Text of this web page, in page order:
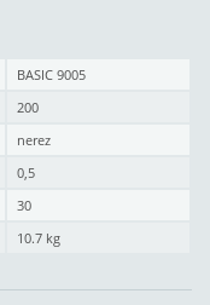
BASIC 9005
200
nerez
0,5
30
10.7 kg